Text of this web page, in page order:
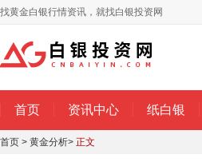
找黄金白银行情资讯，就找白银投资网
首页 资讯中心 纸白银
首页 > 黄金分析> 正文